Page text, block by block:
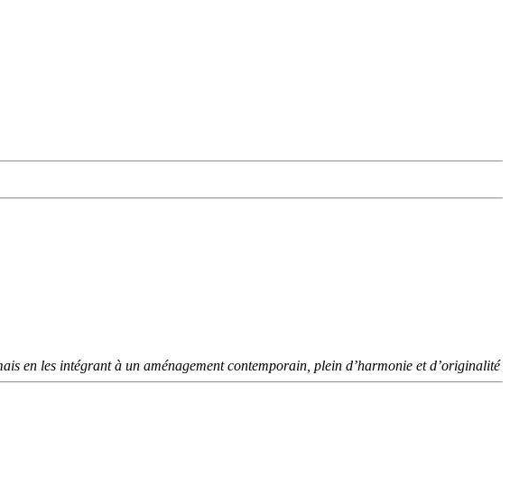
en les intégrant à un aménagement contemporain, plein d’harmonie et d’originalité